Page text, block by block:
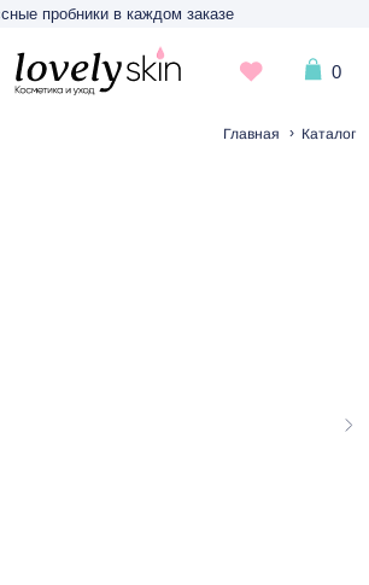
в каждом заказе
Главная › Каталог